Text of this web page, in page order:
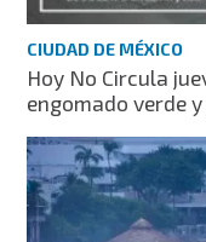
CIUDAD DE MÉXICO
Hoy No Circula
engomado verde